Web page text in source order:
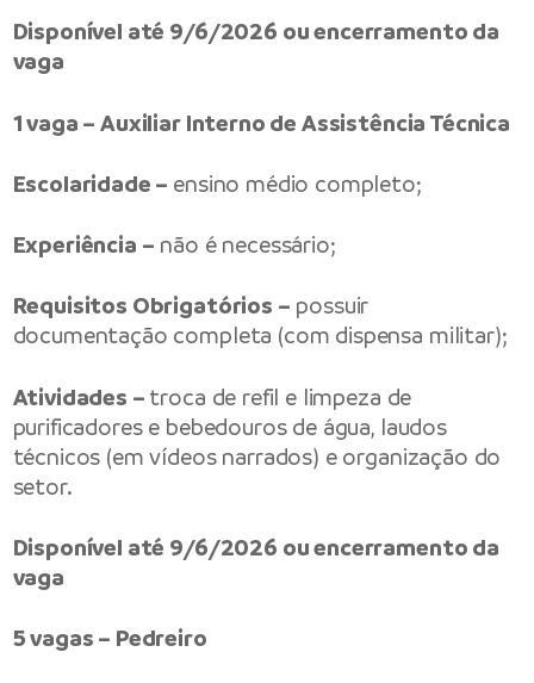
Disponível até 9/6/2026 ou encerramento da
vaga
1 vaga – Auxiliar Interno de Assistência Técnica
Escolaridade – ensino médio completo;
Experiência – não é necessário;
Requisitos Obrigatórios – possuir
documentação completa (com dispensa militar);
Atividades – troca de refil e limpeza de
purificadores e bebedouros de água, laudos
técnicos (em vídeos narrados) e organização do
setor.
Disponível até 9/6/2026 ou encerramento da
vaga
5 vagas – Pedreiro